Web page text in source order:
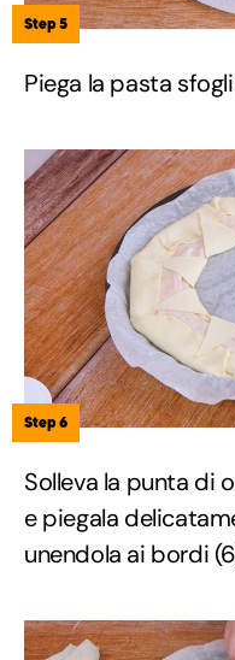
Step 5
Piega la pasta
Step 6
Solleva la punta di
e piegala
unendola ai bordi